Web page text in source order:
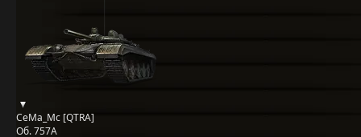
CeMa_Mc [QTRA]
Об. 757А